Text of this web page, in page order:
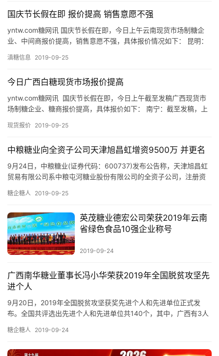
题
区
道
产
链
销
运
国庆节长假在即 报价提高 销售意愿不强
yntw.com糖网讯 国庆节长假在即，今日上午云南现货市场制糖企
业、中间商报价提高，销售意愿不强，具体报价情况如下： 昆明：
滇糖信息 2019-09-25
今日广西白糖现货市场报价提高
yntw.com糖网讯 国庆节长假在即，今日上午截至发稿广西现货市
场制糖企业、糖商报价提高，具体报价如下： 南宁：截至发稿，上
现货报价 2019-09-25
中粮糖业向全资子公司天津旭昌虹增资9500万 并更名
9月24日，中粮糖业(证券代码：600737)发布公告称，天津旭昌虹
贸易有限公司系中粮屯河糖业股份有限公司的全资子公司，注册资
糖企糖人 2019-09-25
英茂糖业德宏公司荣获2019年云南
省绿色食品10强企业称号
2019-09-24
广西南华糖业董事长冯小华荣获2019年全国脱贫攻坚先
进个人
9月20日，2019年全国脱贫攻坚获奖先进个人和先进单位正式发
布。全国共评选出先进个人和先进单位共140个，其中，广西有3人
糖企糖人 2019-09-24